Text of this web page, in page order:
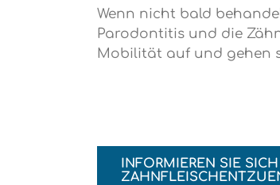
Wenn nicht bald
Parodontitis und die
Mobilität auf und gehen
INFORMIEREN SIE